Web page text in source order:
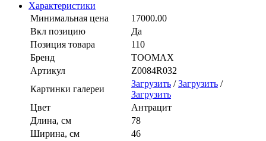
Характеристики
Минимальная цена
17000.00
Вкл позицию
Да
Позиция товара
110
Бренд
TOOMAX
Артикул
Z0084R032
Картинки галереи
Загрузить /Загрузить /
Загрузить
Цвет
Антрацит
Длина, см
78
Ширина, см
46